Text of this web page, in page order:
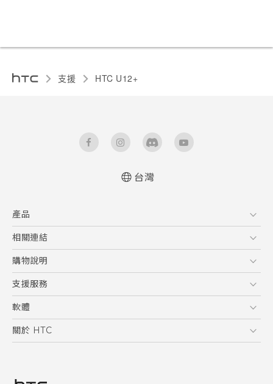
支援 HTC U12+‎
台灣
產品
5G
智慧型手機
配件
相關連結
HTC Research
購物說明
購物須知
訂單管理
付款方式
支援服務
到府收送維修服務
服務中心資訊
客戶服務佈告欄
軟體
應用程式
關於 HTC